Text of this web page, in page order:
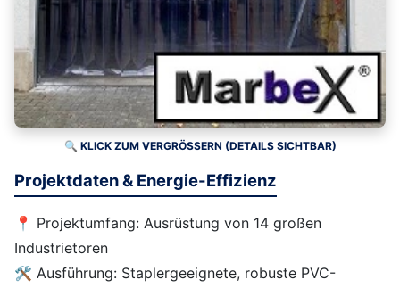
🔍 KLICK ZUM VERGRÖSSERN (DETAILS SICHTBAR)
Projektdaten & Energie-Effizienz
📍 Projektumfang: Ausrüstung von 14 großen
Industrietoren
🛠️ Ausführung: Staplergeeignete, robuste PVC-